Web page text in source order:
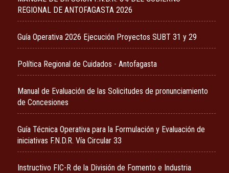
REGIONAL DE ANTOFAGASTA 2026
Guía Operativa 2026 Ejecución Proyectos SUBT 31 y 29
Política Regional de Cuidados - Antofagasta
Manual de Evaluación de las Solicitudes de pronunciamiento
de Concesiones
Guía Técnica Operativa para la Formulación y Evaluación de
iniciativas F.N.D.R. Vía Circular 33
Instructivo FIC-R de la División de Fomento e Industria